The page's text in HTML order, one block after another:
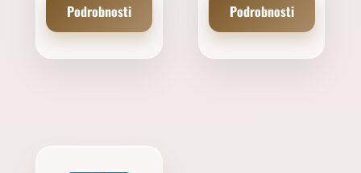
Podrobnosti Podrobnosti